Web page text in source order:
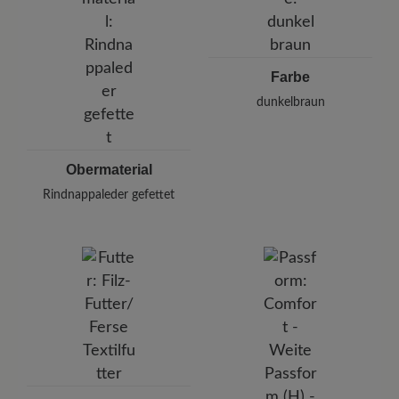
E-mail:
kundenbetreuung@baer-schuhe.de
Obermaterial
Rindnappaleder gefettet
Farbe
dunkelbraun